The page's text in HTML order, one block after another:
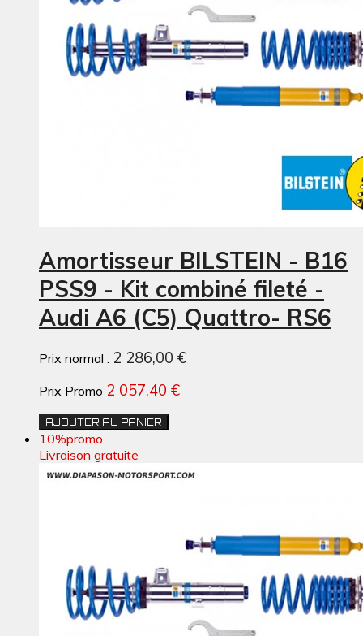
Amortisseur BILSTEIN - B16
PSS9 - Kit combiné fileté -
Audi A6 (C5) Quattro- RS6
Prix normal : 2 286,00 €
Prix Promo 2 057,40 €
AJOUTER AU PANIER
10%promo
Livraison gratuite